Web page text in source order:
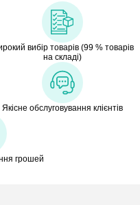
вибір товарів (99 % товарів
на складі)
Якісне обслуговування клієнтів
грошей